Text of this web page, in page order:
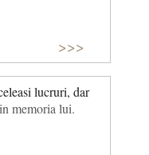
>>>
lucruri, dar
memoria lui.